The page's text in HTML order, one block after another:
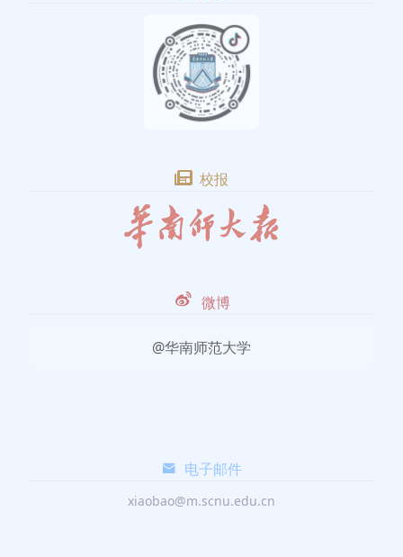
校报
微博
@华南师范大学
电子邮件
xiaobao@m.scnu.edu.cn